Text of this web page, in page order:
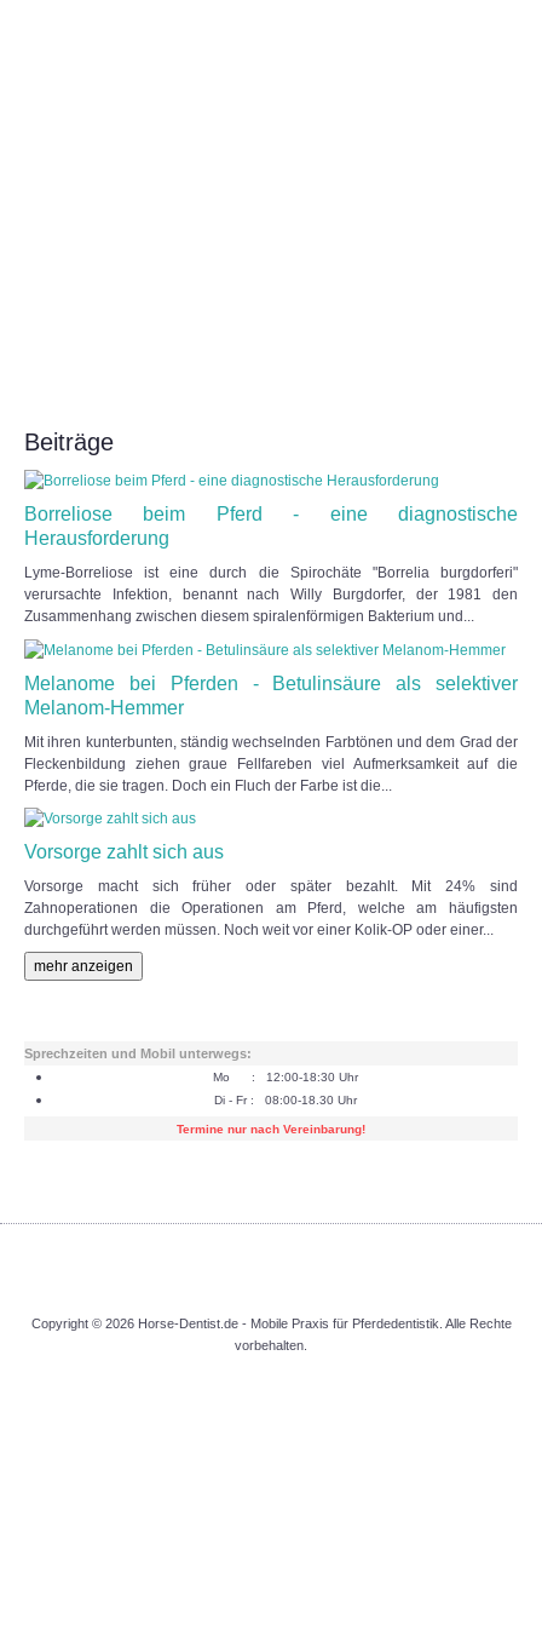
Beiträge
Borreliose beim Pferd - eine diagnostische
Herausforderung
Lyme-Borreliose ist eine durch die Spirochäte "Borrelia burgdorferi"
verursachte Infektion, benannt nach Willy Burgdorfer, der 1981 den
Zusammenhang zwischen diesem spiralenförmigen Bakterium und...
Melanome bei Pferden - Betulinsäure als selektiver
Melanom-Hemmer
Mit ihren kunterbunten, ständig wechselnden Farbtönen und dem Grad der
Fleckenbildung ziehen graue Fellfareben viel Aufmerksamkeit auf die
Pferde, die sie tragen. Doch ein Fluch der Farbe ist die...
Vorsorge zahlt sich aus
Vorsorge macht sich früher oder später bezahlt. Mit 24% sind
Zahnoperationen die Operationen am Pferd, welche am häufigsten
durchgeführt werden müssen. Noch weit vor einer Kolik-OP oder einer...
mehr anzeigen
Sprechzeiten und Mobil unterwegs:
Mo : 12:00-18:30 Uhr
Di - Fr : 08:00-18.30 Uhr
Termine nur nach Vereinbarung!
Copyright © 2026 Horse-Dentist.de - Mobile Praxis für Pferdedentistik. Alle Rechte
vorbehalten.